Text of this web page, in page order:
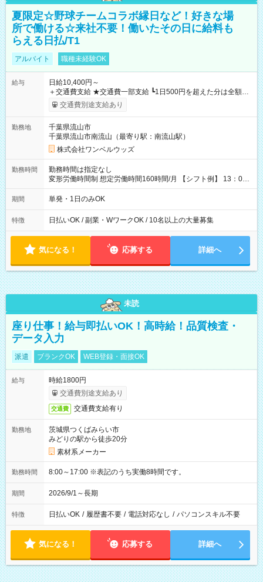
夏限定☆野球チームコラボ縁日など！好きな場
所で働ける☆来社不要！働いたその日に給料も
らえる日払/T1
アルバイト 職種未経験OK
給与
日給10,400円～
＋交通費支給 ★交通費一部支給 ┗1日500円を超えた分は全額支
給！ ※往復500円以内の方は自己負担となります ★日払いOK！
（規定あり） ┗働いたその日に現金GET♪ お仕事後はコンビニ
なし
交通費別途支給あり
勤務地
千葉県流山市
千葉県流山市南流山（最寄り駅：南流山駅）
株式会社ワンベルウッズ
勤務時間
勤務時間は指定なし
変形労働時間制 想定労働時間160時間/月 【シフト例】 13：00
～22：00
期間 単発・1日のみOK
特徴 日払いOK / 副業・WワークOK / 10名以上の大量募集
気になる！ 応募する 詳細へ
未読
座り仕事！給与即払いOK！高時給！品質検査・
データ入力
派遣 ブランクOK WEB登録・面接OK
給与
時給1800円
交通費別途支給あり
交通費 交通費支給有り
勤務地
茨城県つくばみらい市
みどりの駅から徒歩20分
素材系メーカー
勤務時間 8:00～17:00 ※表記のうち実働8時間です。
期間 2026/9/1～長期
特徴 日払いOK / 履歴書不要 / 電話対応なし / パソコンスキル不要
気になる！ 応募する 詳細へ